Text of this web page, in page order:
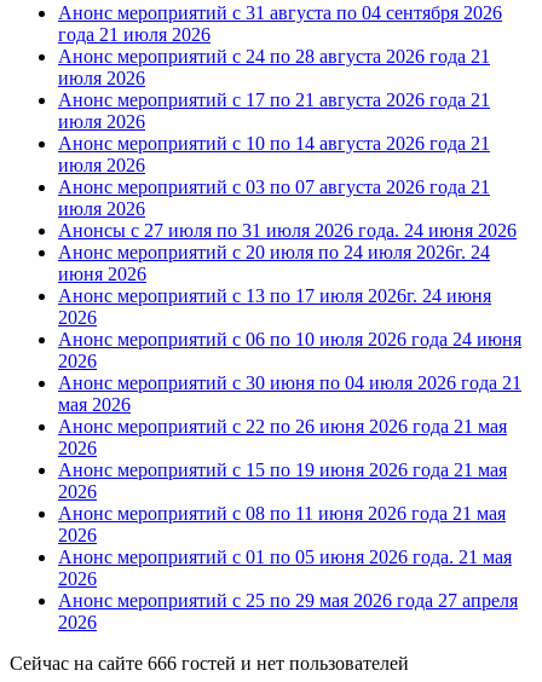
Анонс мероприятий с 31 августа по 04 сентября 2026
года 21 июля 2026
Анонс мероприятий с 24 по 28 августа 2026 года 21
июля 2026
Анонс мероприятий с 17 по 21 августа 2026 года 21
июля 2026
Анонс мероприятий с 10 по 14 августа 2026 года 21
июля 2026
Анонс мероприятий с 03 по 07 августа 2026 года 21
июля 2026
Анонсы с 27 июля по 31 июля 2026 года. 24 июня 2026
Анонс мероприятий с 20 июля по 24 июля 2026г. 24
июня 2026
Анонс мероприятий с 13 по 17 июля 2026г. 24 июня
2026
Анонс мероприятий с 06 по 10 июля 2026 года 24 июня
2026
Анонс мероприятий с 30 июня по 04 июля 2026 года 21
мая 2026
Анонс мероприятий с 22 по 26 июня 2026 года 21 мая
2026
Анонс мероприятий с 15 по 19 июня 2026 года 21 мая
2026
Анонс мероприятий с 08 по 11 июня 2026 года 21 мая
2026
Анонс мероприятий с 01 по 05 июня 2026 года. 21 мая
2026
Анонс мероприятий с 25 по 29 мая 2026 года 27 апреля
2026
Сейчас на сайте 666 гостей и нет пользователей